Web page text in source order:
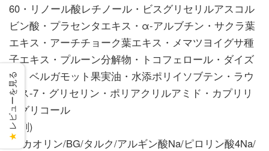
60・リノール酸レチノール・ビスグリセリルアスコル
ビン酸・プラセンタエキス・α-アルブチン・サクラ葉
エキス・アーチチョーク葉エキス・メマツヨイグサ種
子エキス・プルーン分解物・トコフェロール・ダイズ
油・ベルガモット果実油・水添ポリイソブテン・ラウ
レス-7・グリセリン・ポリアクリルアミド・カプリリ
ルグリコール
(A剤)
水/カオリン/BG/タルク/アルギン酸Na/ピロリン酸4Na/
★
レビューを見る